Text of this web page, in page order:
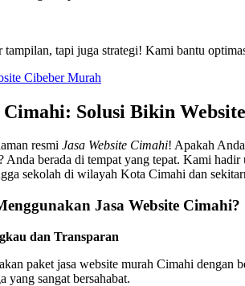
tampilan, tapi juga strategi! Kami bantu
Cibeber Murah
Cimahi: Solusi Bikin
resmi Jasa Website Cimahi! Apakah
Anda berada di tempat yang tepat. Kami
sekolah di wilayah Kota Cimahi dan
Jasa Website Cimahi?
dan Transparan
paket jasa website murah Cimahi
yang sangat bersahabat.